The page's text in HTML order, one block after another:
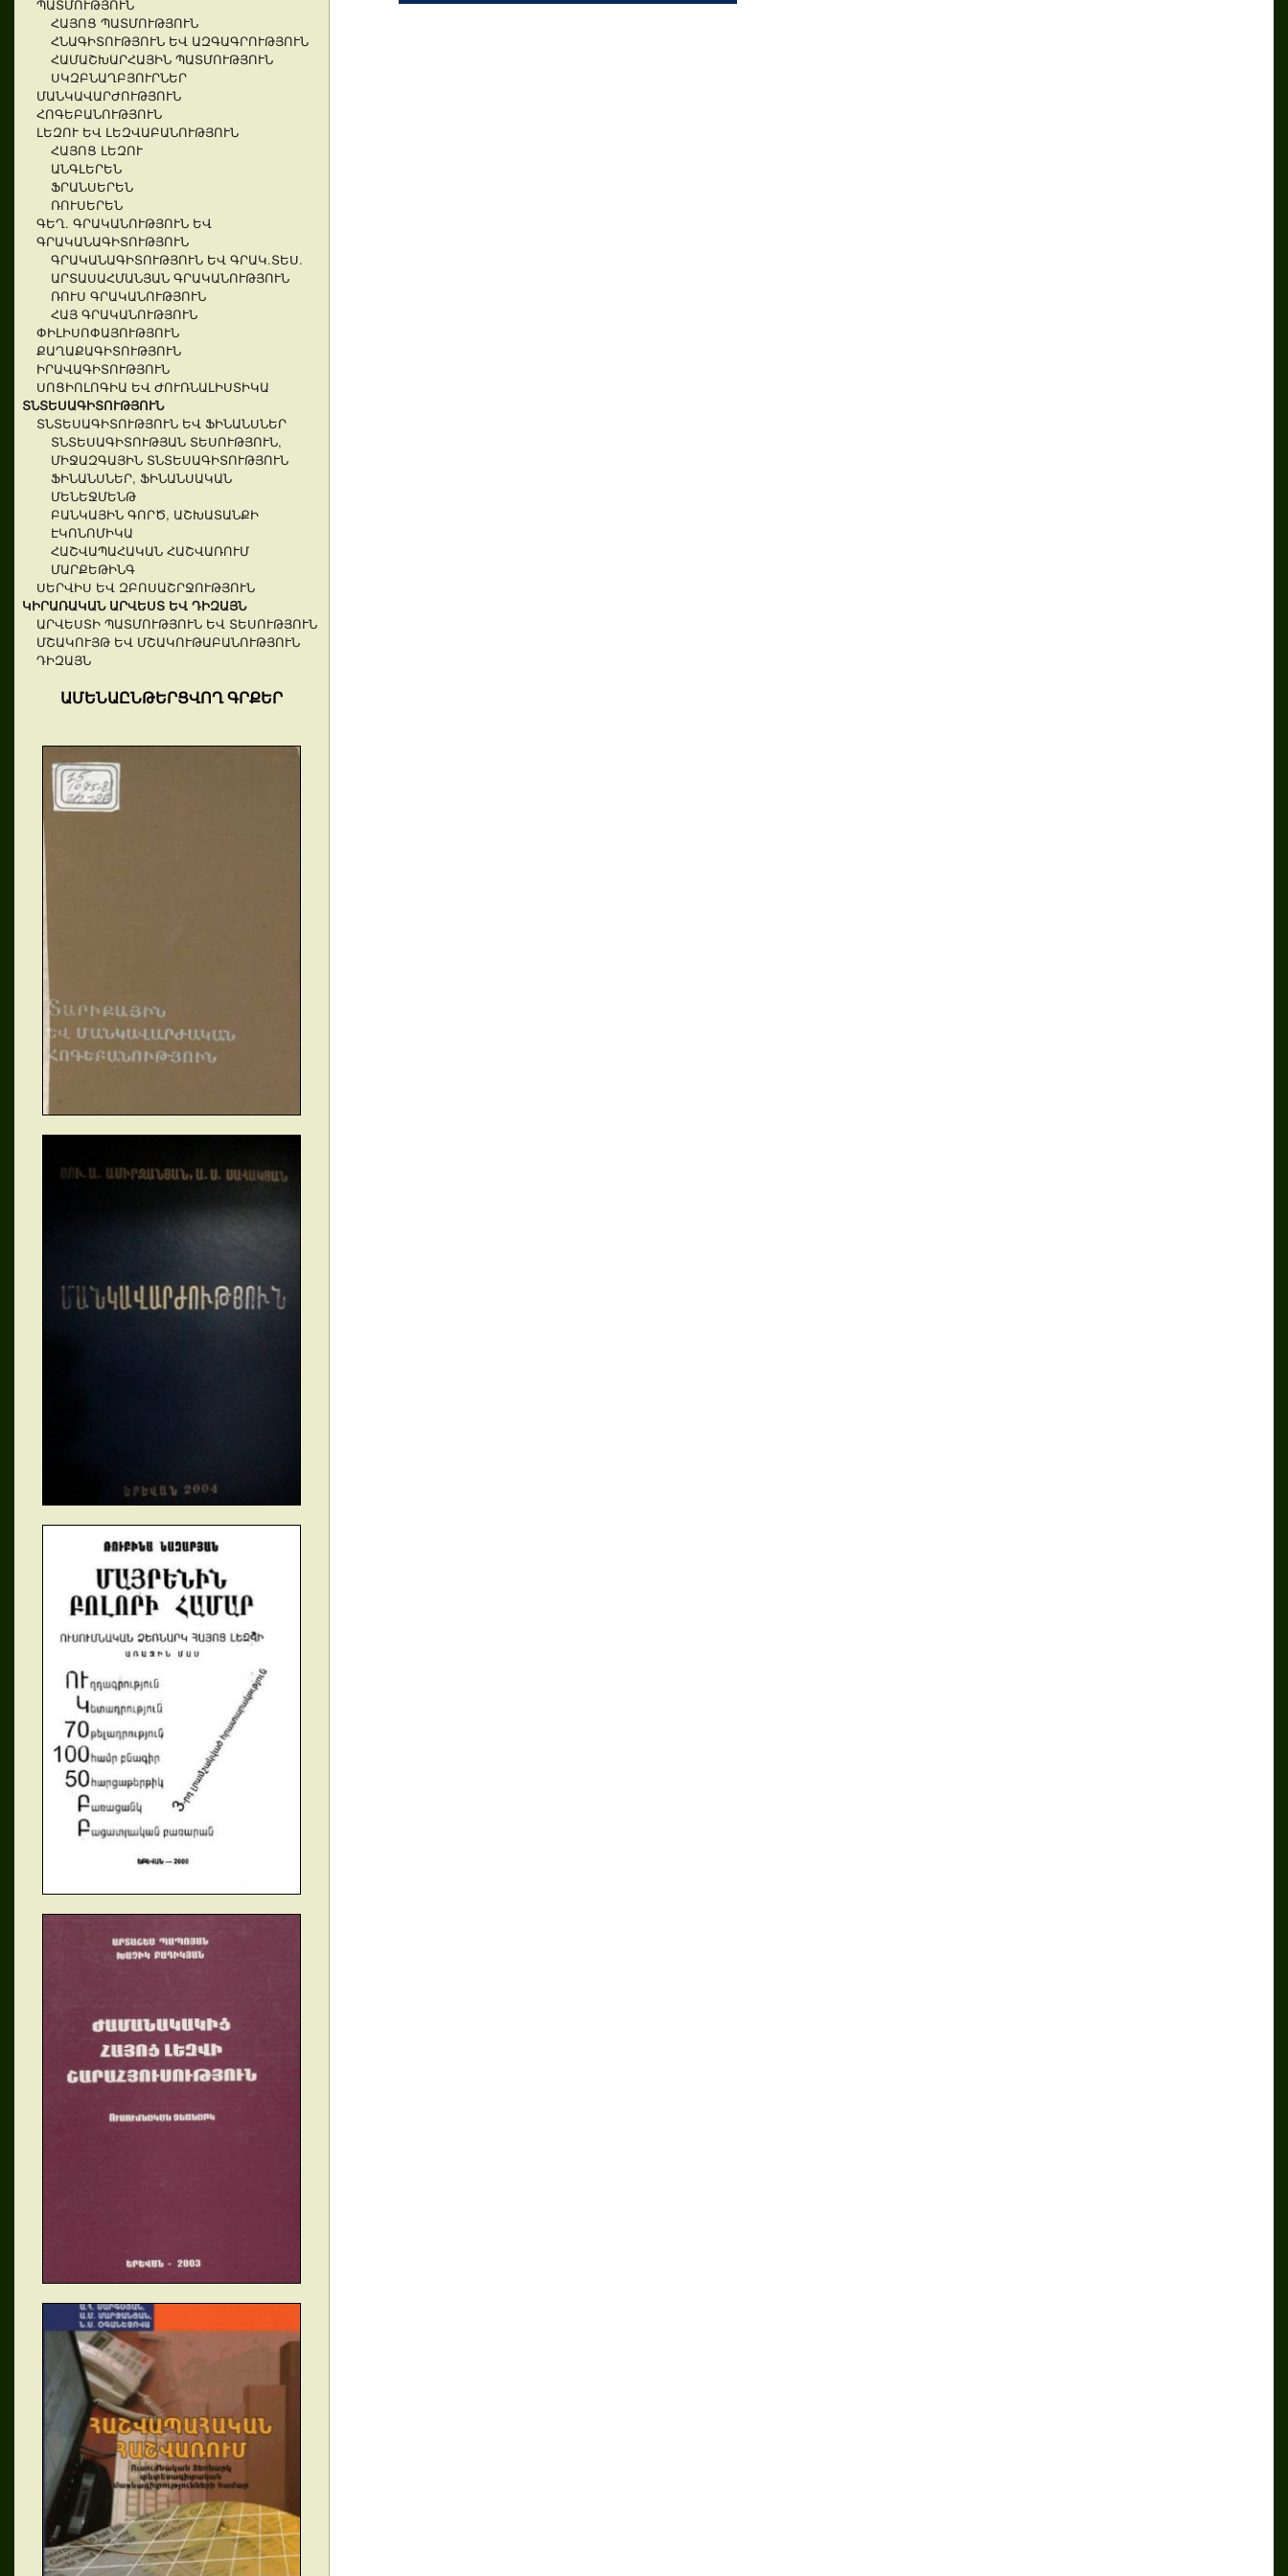
ՊԱՏՄՈՒԹՅՈՒՆ
ՀԱՅՈՑ ՊԱՏՄՈՒԹՅՈՒՆ
ՀՆԱԳԻՏՈՒԹՅՈՒՆ ԵՎ ԱԶԳԱԳՐՈՒԹՅՈՒՆ
ՀԱՄԱՇԽԱՐՀԱՅԻՆ ՊԱՏՄՈՒԹՅՈՒՆ
ՍԿԶԲՆԱՂԲՅՈՒՐՆԵՐ
ՄԱՆԿԱՎԱՐԺՈՒԹՅՈՒՆ
ՀՈԳԵԲԱՆՈՒԹՅՈՒՆ
ԼԵԶՈՒ ԵՎ ԼԵԶՎԱԲԱՆՈՒԹՅՈՒՆ
ՀԱՅՈՑ ԼԵԶՈՒ
ԱՆԳԼԵՐԵՆ
ՖՐԱՆՍԵՐԵՆ
ՌՈՒՍԵՐԵՆ
ԳԵՂ. ԳՐԱԿԱՆՈՒԹՅՈՒՆ ԵՎ
ԳՐԱԿԱՆԱԳԻՏՈՒԹՅՈՒՆ
ԳՐԱԿԱՆԱԳԻՏՈՒԹՅՈՒՆ ԵՎ ԳՐԱԿ.ՏԵՍ.
ԱՐՏԱՍԱՀՄԱՆՅԱՆ ԳՐԱԿԱՆՈՒԹՅՈՒՆ
ՌՈՒՍ ԳՐԱԿԱՆՈՒԹՅՈՒՆ
ՀԱՅ ԳՐԱԿԱՆՈՒԹՅՈՒՆ
ՓԻԼԻՍՈՓԱՅՈՒԹՅՈՒՆ
ՔԱՂԱՔԱԳԻՏՈՒԹՅՈՒՆ
ԻՐԱՎԱԳԻՏՈՒԹՅՈՒՆ
ՍՈՑԻՈԼՈԳԻԱ ԵՎ ԺՈՒՌՆԱԼԻՍՏԻԿԱ
ՏՆՏԵՍԱԳԻՏՈՒԹՅՈՒՆ
ՏՆՏԵՍԱԳԻՏՈՒԹՅՈՒՆ ԵՎ ՖԻՆԱՆՍՆԵՐ
ՏՆՏԵՍԱԳԻՏՈՒԹՅԱՆ ՏԵՍՈՒԹՅՈՒՆ,
ՄԻՋԱԶԳԱՅԻՆ ՏՆՏԵՍԱԳԻՏՈՒԹՅՈՒՆ
ՖԻՆԱՆՍՆԵՐ, ՖԻՆԱՆՍԱԿԱՆ
ՄԵՆԵՋՄԵՆԹ
ԲԱՆԿԱՅԻՆ ԳՈՐԾ, ԱՇԽԱՏԱՆՔԻ
ԷԿՈՆՈՄԻԿԱ
ՀԱՇՎԱՊԱՀԱԿԱՆ ՀԱՇՎԱՌՈՒՄ
ՄԱՐՔԵԹԻՆԳ
ՍԵՐՎԻՍ ԵՎ ԶԲՈՍԱՇՐՋՈՒԹՅՈՒՆ
ԿԻՐԱՌԱԿԱՆ ԱՐՎԵՍՏ ԵՎ ԴԻԶԱՅՆ
ԱՐՎԵՍՏԻ ՊԱՏՄՈՒԹՅՈՒՆ ԵՎ ՏԵՍՈՒԹՅՈՒՆ
ՄՇԱԿՈՒՅԹ ԵՎ ՄՇԱԿՈՒԹԱԲԱՆՈՒԹՅՈՒՆ
ԴԻԶԱՅՆ
ԱՄԵՆԱԸՆԹԵՐՑՎՈՂ ԳՐՔԵՐ